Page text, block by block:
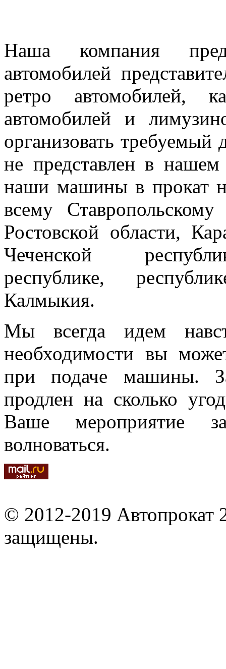
Наша компания
автомобилей
ретро автомобилей,
автомобилей и
организовать требуемый
не представлен в
наши машины в прокат
всему
Ростовской области,
Чеченской
республике,
Калмыкия.
Мы всегда идем
необходимости вы
при подаче машины.
продлен на сколько
Ваше мероприятие
волноваться.
© 2012-2019 Автопрокат
защищены.